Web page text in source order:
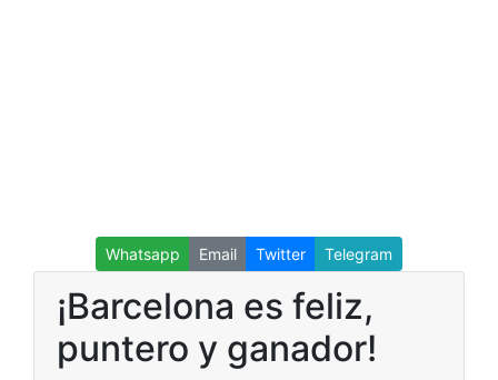
Whatsapp Email Twitter Telegram
¡Barcelona es feliz,
puntero y ganador!